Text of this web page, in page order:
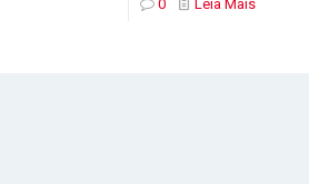
0 Leia Mais